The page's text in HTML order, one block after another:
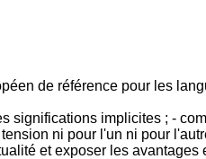
de référence pour les
significations implicites ; -
ni pour l'un ni pour
et exposer les avantages